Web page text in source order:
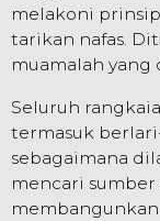
melakoni
tarikan nafas.
muamalah
Seluruh
termasuk
sebagaimana
mencari sumber